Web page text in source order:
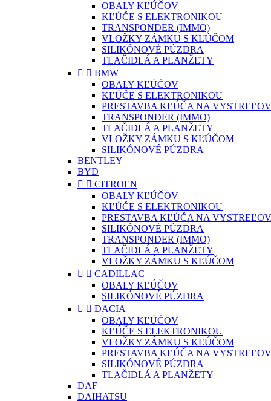
OBALY KĽÚČOV
KĽÚČE S ELEKTRONIKOU
TRANSPONDER (IMMO)
VLOŽKY ZÁMKU S KĽÚČOM
SILIKÓNOVÉ PÚZDRA
TLAČIDLÁ A PLANŽETY
  BMW
OBALY KĽÚČOV
KĽÚČE S ELEKTRONIKOU
PRESTAVBA KĽÚČA NA
TRANSPONDER (IMMO)
TLAČIDLÁ A PLANŽETY
VLOŽKY ZÁMKU S KĽÚČOM
SILIKÓNOVÉ PÚZDRA
BENTLEY
BYD
  CITROEN
OBALY KĽÚČOV
KĽÚČE S ELEKTRONIKOU
PRESTAVBA KĽÚČA NA
SILIKÓNOVÉ PÚZDRA
TRANSPONDER (IMMO)
TLAČIDLÁ A PLANŽETY
VLOŽKY ZÁMKU S KĽÚČOM
  CADILLAC
OBALY KĽÚČOV
SILIKÓNOVÉ PÚZDRA
  DACIA
OBALY KĽÚČOV
KĽÚČE S ELEKTRONIKOU
VLOŽKY ZÁMKU S KĽÚČOM
PRESTAVBA KĽÚČA NA
SILIKÓNOVÉ PÚZDRA
TLAČIDLÁ A PLANŽETY
DAF
DAIHATSU